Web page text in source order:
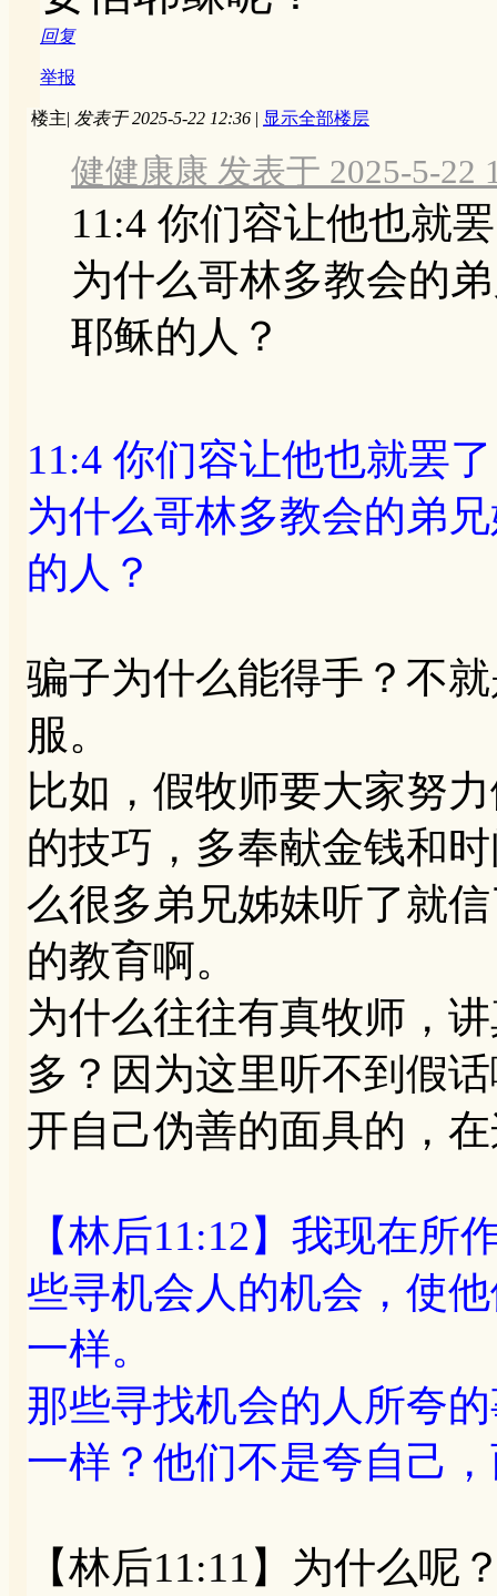
回复
举报
楼主| 发表于 2025-5-22 12:36 | 显示全部楼层
健健康康 发表于 2025-5-22
11:4 你们容让他也就
为什么哥林多教会的
耶稣的人？
11:4 你们容让他也就罢
为什么哥林多教会的弟
的人？
骗子为什么能得手？不
服。
比如，假牧师要大家努
的技巧，多奉献金钱和
么很多弟兄姊妹听了就
的教育啊。
为什么往往有真牧师，
多？因为这里听不到假
开自己伪善的面具的，
【林后11:12】我现在
些寻机会人的机会，使
一样。
那些寻找机会的人所夸
一样？他们不是夸自己
【林后11:11】为什么呢